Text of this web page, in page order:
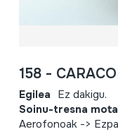
158 -
Egilea Ez dakigu.
Soinu-tresna mota
Aerofonoak ->